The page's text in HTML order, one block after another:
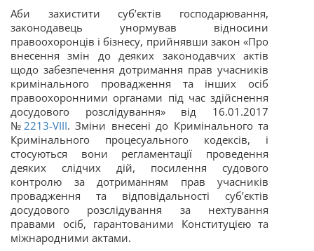
Аби захистити суб’єктів господарювання,
законодавець унормував відносини
правоохоронців і бізнесу, прийнявши закон «Про
внесення змін до деяких законодавчих актів
щодо забезпечення дотримання прав учасників
кримінального провадження та інших осіб
правоохоронними органами під час здійснення
досудового розслідування» від 16.01.2017
№ 2213-VIII. Зміни внесені до Кримінального та
Кримінального процесуального кодексів, і
стосуються вони регламентації проведення
деяких слідчих дій, посилення судового
контролю за дотриманням прав учасників
провадження та відповідальності суб’єктів
досудового розслідування за нехтування
правами осіб, гарантованими Конституцією та
міжнародними актами.